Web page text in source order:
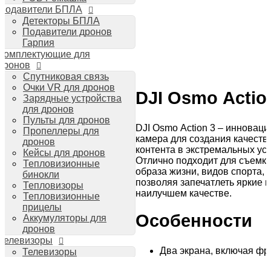
Стайлеры для волос Dyson
Пылесосы Dyson
Аудио и видео DJI
Ручные камеры
DJI Osmo Action 3
DJI Osmo Pocket 3
Стабилизаторы
DJI Osmo Mobile 6
DJI RS 3 Pro
БПЛА
Детекторы БПЛА
Подавители дронов
Гарпия
для
Спутниковая связь
Очки VR для дронов
Зарядные устройства
для дронов
Пульты для дронов
Пропеллеры для
дронов
Кейсы для дронов
Тепловизионные
бинокли
Тепловизоры
Тепловизионные
прицелы
Аккумуляторы для
дронов
Телевизоры
DJI Osmo
DJI Osmo Action 3 –
камера для создания
контента в экстремальных
Отлично подходит для
образа жизни, видов спорта,
позволяя запечатлеть яркие
наилучшем качестве.
Особенности
Два экрана, включая